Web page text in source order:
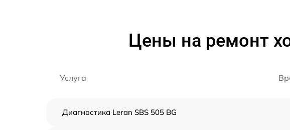
Цены на ремонт
Услуга
Диагностика Leran SBS 505 BG